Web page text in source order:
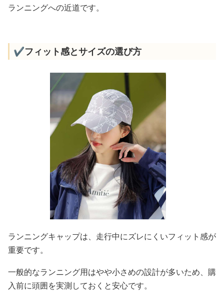
ランニングへの近道です。
✔️フィット感とサイズの選び方
ランニングキャップは、走行中にズレにくいフィット感が
重要です。
一般的なランニング用はやや小さめの設計が多いため、購
入前に頭囲を実測しておくと安心です。